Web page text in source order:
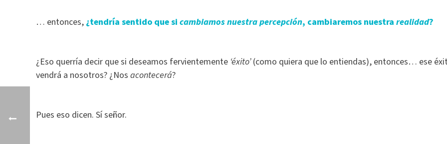
… entonces, ¿tendría sentido que si cambiamos nuestra percepción, cambiaremos nuestra realidad?
¿Eso querría decir que si deseamos fervientemente ‘éxito’(como quiera que lo entiendas), entonces… ese
vendrá a nosotros? ¿Nos acontecerá?
Pues eso dicen. Sí señor.